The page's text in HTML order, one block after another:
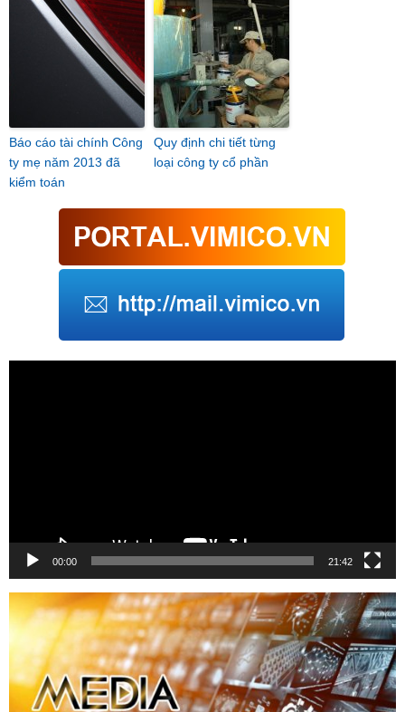
Báo cáo tài chính Công
ty mẹ năm 2013 đã
kiểm toán
Quy định chi tiết từng
loại công ty cổ phần
00:00 21:42